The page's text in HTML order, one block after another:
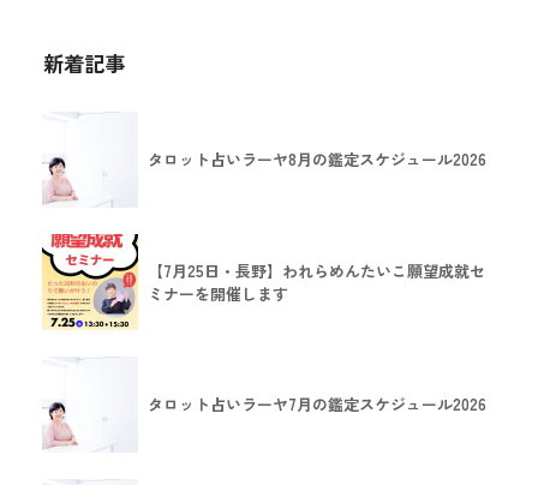
新着記事
タロット占いラーヤ8月の鑑定スケジュール2026
【7月25日・長野】われらめんたいこ願望成就セ
ミナーを開催します
タロット占いラーヤ7月の鑑定スケジュール2026